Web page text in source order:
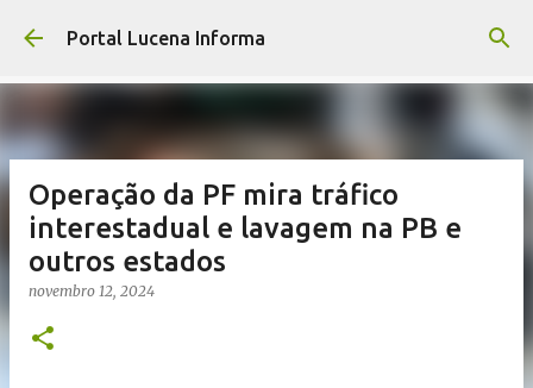
Pular para o conteúdo principal
Portal Lucena Informa
Operação da PF mira tráfico
interestadual e lavagem na PB e
outros estados
novembro 12, 2024